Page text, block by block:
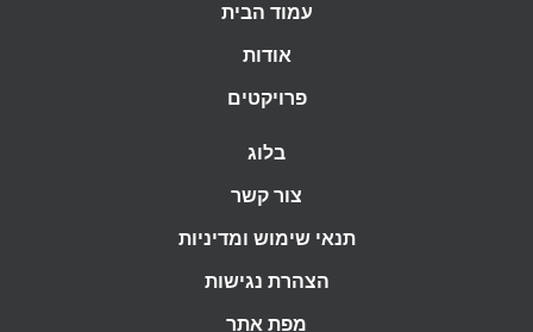
עמוד הבית
אודות
פרויקטים
בלוג
צור קשר
תנאי שימוש ומדיניות
הצהרת נגישות
מפת אתר